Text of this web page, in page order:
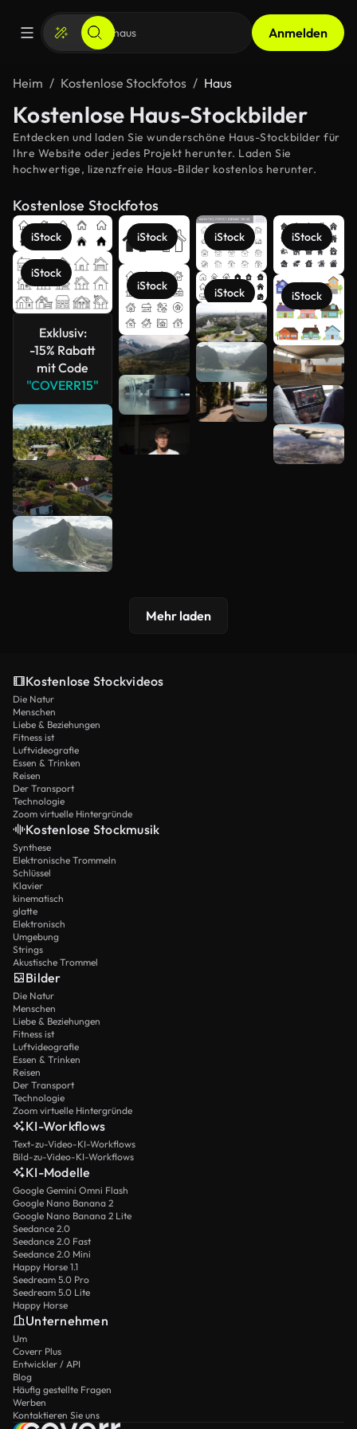
Anmelden
Heim Kostenlose Stockfotos Haus
Kostenlose Haus-Stockbilder
Entdecken und laden Sie wunderschöne Haus-Stockbilder für
Ihre Website oder jedes Projekt herunter. Laden Sie
hochwertige, lizenzfreie Haus-Bilder kostenlos herunter.
Kostenlose Stockfotos
iStock
iStock
Exklusiv:
-15% Rabatt
mit Code
"COVERR15"
iStock
iStock
iStock
iStock
iStock
iStock
Mehr
anzeigen
Mehr laden
Kostenlose Stockvideos
Die Natur
Menschen
Liebe & Beziehungen
Fitness ist
Luftvideografie
Essen & Trinken
Reisen
Der Transport
Technologie
Zoom virtuelle Hintergründe
Kostenlose Stockmusik
Synthese
Elektronische Trommeln
Schlüssel
Klavier
kinematisch
glatte
Elektronisch
Umgebung
Strings
Akustische Trommel
Bilder
Die Natur
Menschen
Liebe & Beziehungen
Fitness ist
Luftvideografie
Essen & Trinken
Reisen
Der Transport
Technologie
Zoom virtuelle Hintergründe
KI-Workflows
Text-zu-Video-KI-Workflows
Bild-zu-Video-KI-Workflows
KI-Modelle
Google Gemini Omni Flash
Google Nano Banana 2
Google Nano Banana 2 Lite
Seedance 2.0
Seedance 2.0 Fast
Seedance 2.0 Mini
Happy Horse 1.1
Seedream 5.0 Pro
Seedream 5.0 Lite
Happy Horse
Unternehmen
Um
Coverr Plus
Entwickler / API
Blog
Häufig gestellte Fragen
Werben
Kontaktieren Sie uns